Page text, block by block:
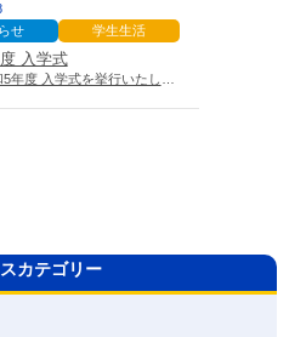
せ
学生生活
入学式
カテゴリー